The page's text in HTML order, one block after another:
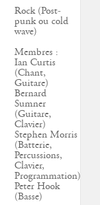
Rock (Post-
punk ou cold
wave)
Membres :
Ian Curtis
(Chant,
Guitare)
Bernard
Sumner
(Guitare,
Clavier)
Stephen Morris
(Batterie,
Percussions,
Clavier,
Programmation)
Peter Hook
(Basse)